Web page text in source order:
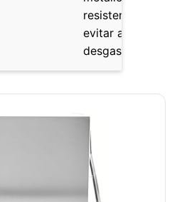
resistencia para
evitar averías
desgaste.